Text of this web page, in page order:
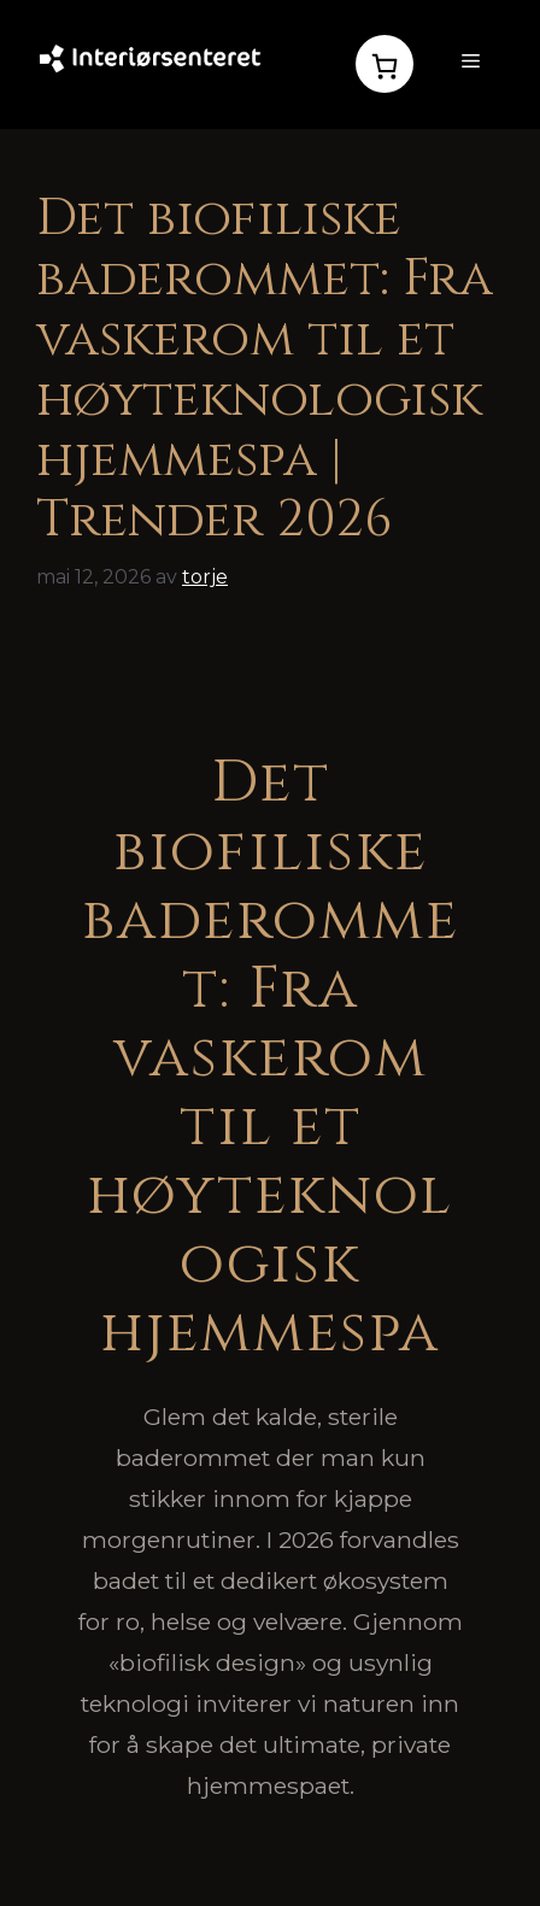
MENY
Det biofiliske
baderommet: Fra
vaskerom til et
høyteknologisk
hjemmespa |
Trender 2026
mai 12, 2026 av torje
Det
biofiliske
baderomme
t: Fra
vaskerom
til et
høyteknol
ogisk
hjemmespa
Glem det kalde, sterile
baderommet der man kun
stikker innom for kjappe
morgenrutiner. I 2026 forvandles
badet til et dedikert økosystem
for ro, helse og velvære. Gjennom
«biofilisk design» og usynlig
teknologi inviterer vi naturen inn
for å skape det ultimate, private
hjemmespaet.